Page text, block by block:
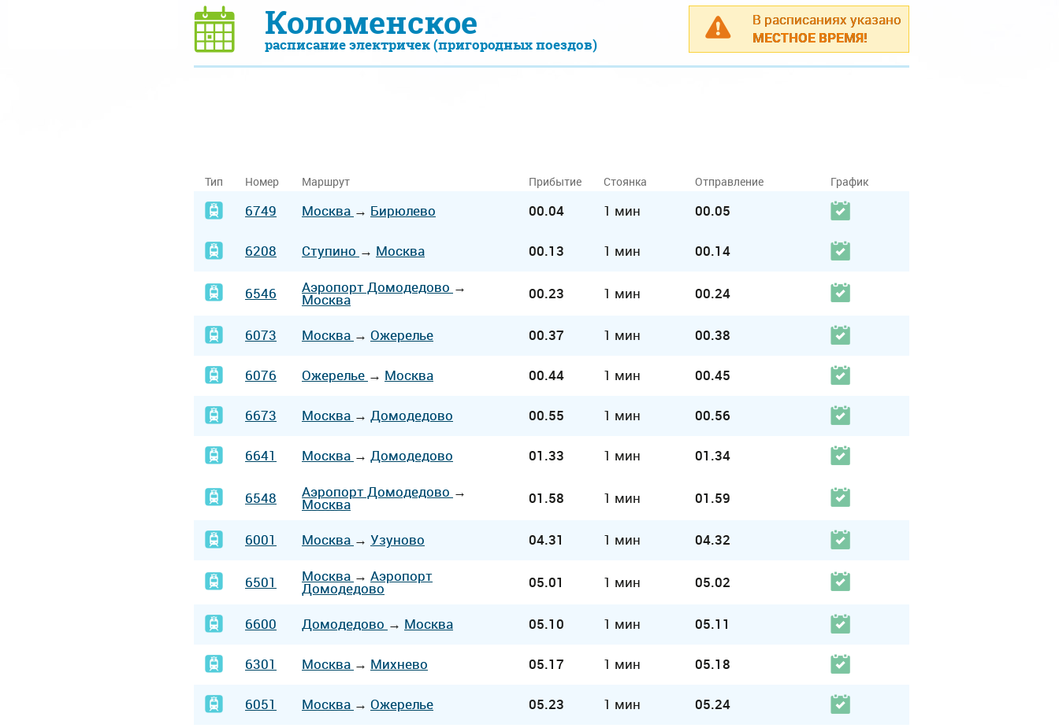
В расписаниях указано
МЕСТНОЕ ВРЕМЯ!
Коломенское
расписание электричек (пригородных поездов)
Тип Номер Маршрут Прибытие Стоянка Отправление График
6749 Москва → Бирюлево 00.04 1 мин 00.05
6208 Ступино → Москва 00.13 1 мин 00.14
6546 Аэропорт Домодедово →
Москва 00.23 1 мин 00.24
6073 Москва → Ожерелье 00.37 1 мин 00.38
6076 Ожерелье → Москва 00.44 1 мин 00.45
6673 Москва → Домодедово 00.55 1 мин 00.56
6641 Москва → Домодедово 01.33 1 мин 01.34
6548 Аэропорт Домодедово →
Москва 01.58 1 мин 01.59
6001 Москва → Узуново 04.31 1 мин 04.32
6501 Москва → Аэропорт
Домодедово 05.01 1 мин 05.02
6600 Домодедово → Москва 05.10 1 мин 05.11
6301 Москва → Михнево 05.17 1 мин 05.18
6051 Москва → Ожерелье 05.23 1 мин 05.24